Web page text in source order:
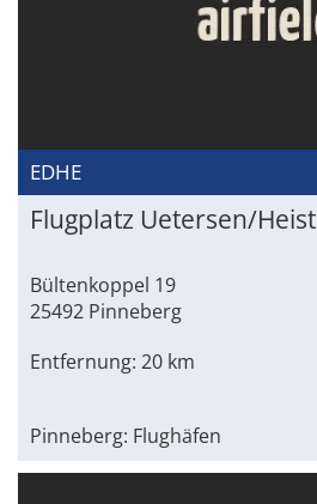
EDHE
Flugplatz Uetersen/Heist
Bültenkoppel 19
25492 Pinneberg
Entfernung: 20 km
Pinneberg: Flughäfen